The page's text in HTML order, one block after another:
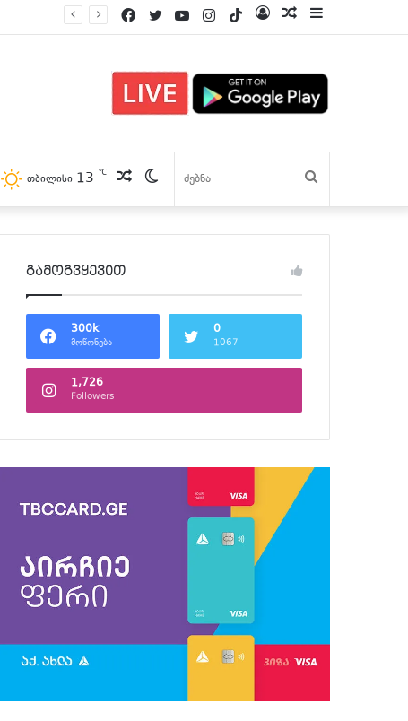
პოსტები
Log
TikTok
Instagram
YouTube
Twitter
Facebook
Switch
skin
პოსტები
თბილისი 13 ℃
გამოგვყევით
300k
მოწონება
0
1067
1,726
Followers